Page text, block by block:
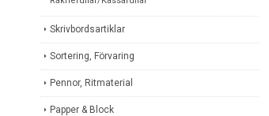
Skrivbordsartiklar
Sortering, Förvaring
Pennor, Ritmaterial
Papper & Block